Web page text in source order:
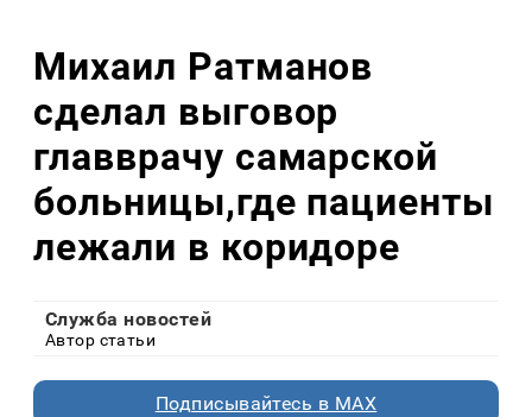
Михаил Ратманов
сделал выговор
главврачу самарской
больницы,где пациенты
лежали в коридоре
Служба новостей
Автор статьи
Подписывайтесь в MAX